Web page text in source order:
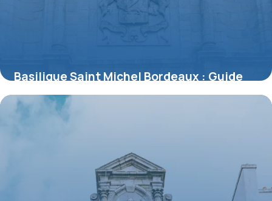
Basilique Saint Michel Bordeaux : Guide
Visite 2026
11 juillet 2026